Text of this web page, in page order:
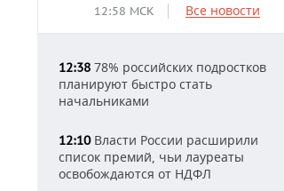
12:58 МСК Все новости
12:38 78% российских подростков
планируют быстро стать
начальниками
12:10Власти России расширили
список премий, чьи лауреаты
освобождаются от НДФЛ